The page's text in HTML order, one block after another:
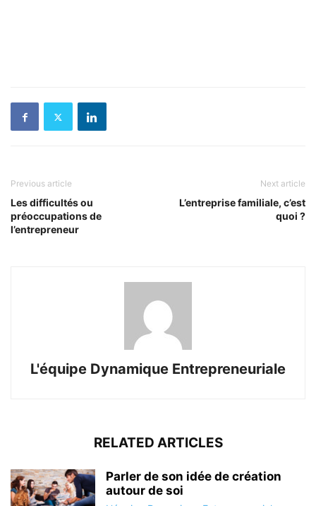
Previous article
Les difficultés ou
préoccupations de
l’entrepreneur
Next article
L’entreprise familiale, c’est
quoi ?
L'équipe Dynamique Entrepreneuriale
RELATED ARTICLES
Parler de son idée de création
autour de soi